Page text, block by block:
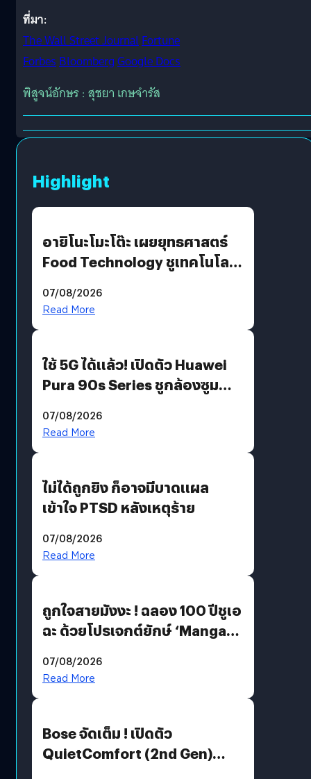
ที่มา:
The Wall Street JournalFortune
ForbesBloombergGoogle Docs
พิสูจน์อักษร : สุชยา เกษจำรัส
Highlight
อายิโนะโมะโต๊ะ เผยยุทธศาสตร์
Food Technology ชูเทคโนโลยี
บริโภคและ B2B
07/08/2026
Read More
ใช้ 5G ได้แล้ว! เปิดตัว Huawei
Pura 90s Series ชูกล้องซูม
07/08/2026
Read More
ไม่ได้ถูกยิง ก็อาจมีบาดแผล
เข้าใจ PTSD หลังเหตุร้าย
07/08/2026
Read More
ถูกใจสายมังงะ ! ฉลอง 100 ปีชูเอ
ฉะ ด้วยโปรเจกต์ยักษ์ ‘Manga
มีภาษาไทยด้วย
07/08/2026
Read More
Bose จัดเต็ม ! เปิดตัว
QuietComfort (2nd Gen)